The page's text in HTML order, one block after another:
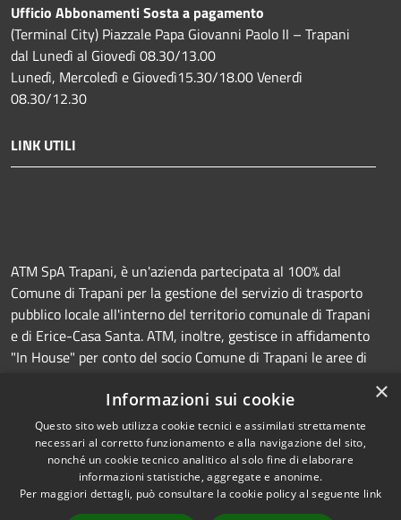
Ufficio Abbonamenti Sosta a pagamento
(Terminal City) Piazzale Papa Giovanni Paolo II – Trapani
dal Lunedì al Giovedì 08.30/13.00
Lunedì, Mercoledì e Giovedì15.30/18.00 Venerdì
08.30/12.30
LINK UTILI
ATM SpA Trapani, è un'azienda partecipata al 100% dal
Comune di Trapani per la gestione del servizio di trasporto
pubblico locale all'interno del territorio comunale di Trapani
e di Erice-Casa Santa. ATM, inoltre, gestisce in affidamento
"In House" per conto del socio Comune di Trapani le aree di
manutenzione della segnaletica orizzontale e verticale.
RSS
Accessibilità
Copyright © 2026 • Azienda
Trasporti e Mobilità • Powered
×
Informazioni sui cookie
Questo sito web utilizza cookie tecnici e assimilati strettamente
necessari al corretto funzionamento e alla navigazione del sito,
nonché un cookie tecnico analitico al solo fine di elaborare
informazioni statistiche, aggregate e anonime.
Per maggiori dettagli, può consultare la cookie policy al seguente link